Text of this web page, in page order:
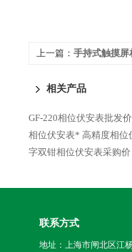
上一篇： 手持式触摸屏
相关产品
GF-220相位伏安表批发价
相位伏安表* 高精度相位
字双钳相位伏安表采购价
联系方式
地址：上海市闸北区江